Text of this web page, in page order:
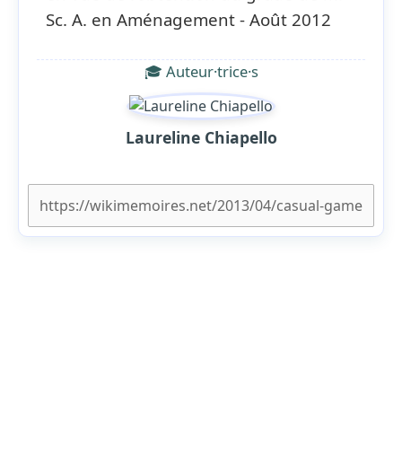
Sc. A. en Aménagement - Août 2012
🎓 Auteur·trice·s
Laureline Chiapello